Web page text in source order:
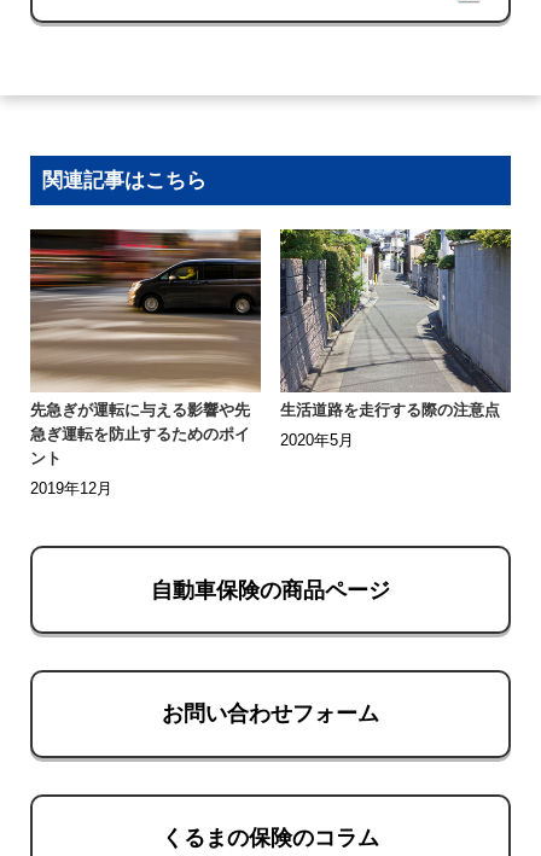
関連記事はこちら
先急ぎが運転に与える影響や先
急ぎ運転を防止するためのポイ
ント
2019年12月
生活道路を走行する際の注意点
2020年5月
自動車保険の商品ページ
お問い合わせフォーム
くるまの保険のコラム